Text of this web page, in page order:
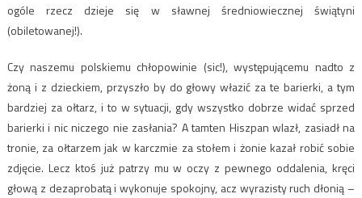
ogóle rzecz dzieje się w sławnej średniowiecznej świątyni
(obiletowanej!).
Czy naszemu polskiemu chłopowinie (sic!), występującemu nadto z
żoną i z dzieckiem, przyszło by do głowy włazić za te barierki, a tym
bardziej za ołtarz, i to w sytuacji, gdy wszystko dobrze widać sprzed
barierki i nic niczego nie zasłania? A tamten Hiszpan wlazł, zasiadł na
tronie, za ołtarzem jak w karczmie za stołem i żonie kazał robić sobie
zdjęcie. Lecz ktoś już patrzy mu w oczy z pewnego oddalenia, kręci
głową z dezaprobatą i wykonuje spokojny, acz wyrazisty ruch dłonią –